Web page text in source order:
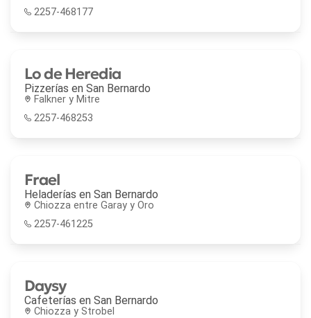
2257-468177
Lo de Heredia
Pizzerías en San Bernardo
Falkner y Mitre
2257-468253
Frael
Heladerías en San Bernardo
Chiozza entre Garay y Oro
2257-461225
Daysy
Cafeterías en San Bernardo
Chiozza y Strobel